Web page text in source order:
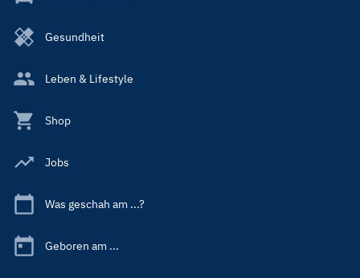
Gesundheit
Leben & Lifestyle
Shop
Jobs
Was geschah am ...?
Geboren am ...